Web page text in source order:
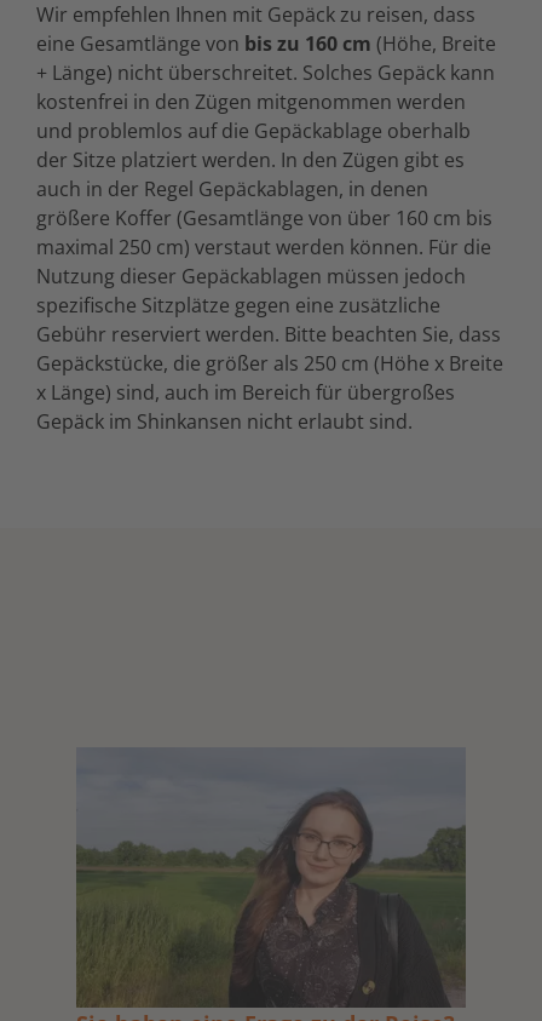
Wir empfehlen Ihnen mit Gepäck zu reisen, dass
eine Gesamtlänge von bis zu 160 cm (Höhe, Breite
+ Länge) nicht überschreitet. Solches Gepäck kann
kostenfrei in den Zügen mitgenommen werden
und problemlos auf die Gepäckablage oberhalb
der Sitze platziert werden. In den Zügen gibt es
auch in der Regel Gepäckablagen, in denen
größere Koffer (Gesamtlänge von über 160 cm bis
maximal 250 cm) verstaut werden können. Für die
Nutzung dieser Gepäckablagen müssen jedoch
spezifische Sitzplätze gegen eine zusätzliche
Gebühr reserviert werden. Bitte beachten Sie, dass
Gepäckstücke, die größer als 250 cm (Höhe x Breite
x Länge) sind, auch im Bereich für übergroßes
Gepäck im Shinkansen nicht erlaubt sind.